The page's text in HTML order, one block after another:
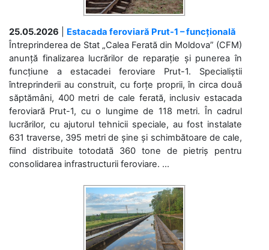
25.05.2026
Estacada feroviară Prut-1 – funcțională
Întreprinderea de Stat „Calea Ferată din Moldova” (CFM)
anunță finalizarea lucrărilor de reparație și punerea în
funcțiune a estacadei feroviare Prut-1. Specialiștii
întreprinderii au construit, cu forțe proprii, în circa două
săptămâni, 400 metri de cale ferată, inclusiv estacada
feroviară Prut-1, cu o lungime de 118 metri. În cadrul
lucrărilor, cu ajutorul tehnicii speciale, au fost instalate
631 traverse, 395 metri de șine și schimbătoare de cale,
fiind distribuite totodată 360 tone de pietriș pentru
consolidarea infrastructurii feroviare. ...